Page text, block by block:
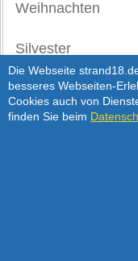
Die Webseite
besseres Webseiten-
Cookies auch von
finden Sie beim
Weihnachten
Silvester
>
AB
Hinweis:Silvester
Die Preise
Die Preise sind